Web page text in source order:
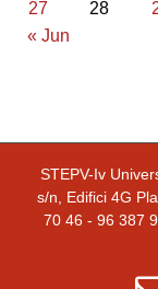
27
28
« Jun
STEPV-Iv
s/n, Edifici 4G
70 46 - 96 387